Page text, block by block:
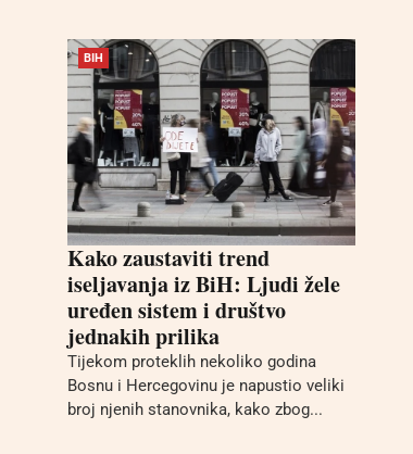
BIH
Kako zaustaviti trend
iseljavanja iz BiH: Ljudi žele
uređen sistem i društvo
jednakih prilika
Tijekom proteklih nekoliko godina
Bosnu i Hercegovinu je napustio veliki
broj njenih stanovnika, kako zbog...